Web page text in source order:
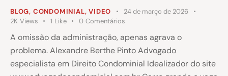
BLOG, CONDOMINIAL,VIDEO
24 de março de 2026
2K Views 1 Like 0 Comentários
A omissão da administração, apenas agrava o
problema. Alexandre Berthe Pinto Advogado
especialista em Direito Condominial Idealizador do site